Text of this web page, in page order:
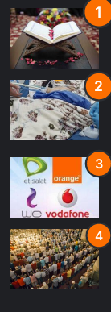
ترقيات جديدة
وفي سياق متصل،
للموظفين الذين
ومن المنتظر أن
خلال الفترة
وتحفيز الأداء